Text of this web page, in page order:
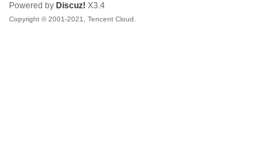
uz!
Powered by Discuz! X3.4
Copyright © 2001-2021, Tencent Cloud.